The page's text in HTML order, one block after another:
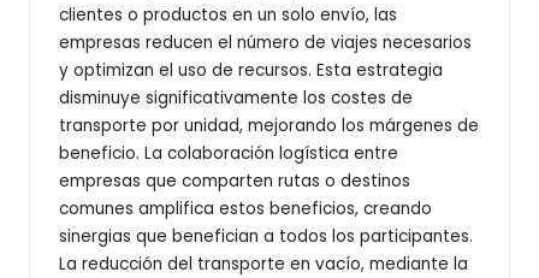
clientes o productos en un solo envío, las
empresas reducen el número de viajes necesarios
y optimizan el uso de recursos. Esta estrategia
disminuye significativamente los costes de
transporte por unidad, mejorando los márgenes de
beneficio. La colaboración logística entre
empresas que comparten rutas o destinos
comunes amplifica estos beneficios, creando
sinergias que benefician a todos los participantes.
La reducción del transporte en vacío, mediante la